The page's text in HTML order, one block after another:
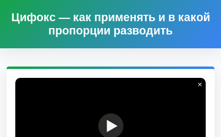
Цифокс — как применять и в какой
пропорции разводить